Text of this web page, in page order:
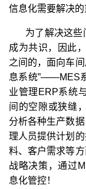
信息化需要解决的
为了解决这
成为共识，因此
之间的，面向车
息系统”——MES
业管理ERP系统
间的空隙或狭缝
分析各种生产数
理人员提供计划
料、客户需求等
战略决策，通过
息化管控！